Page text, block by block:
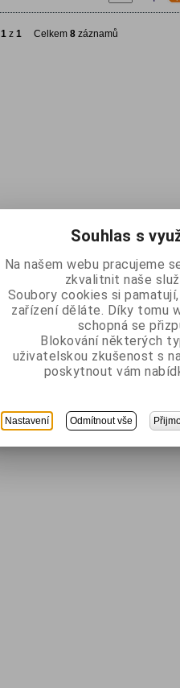
1 z 1 Celkem 8 záznamů
Souhlas s
Na našem webu pracujeme
zkvalitnit naše
Soubory cookies si
zařízení děláte. Díky tomu
schopná se
Blokování některých
uživatelskou zkušenost s
poskytnout vám
Nastavení Odmítnout vše